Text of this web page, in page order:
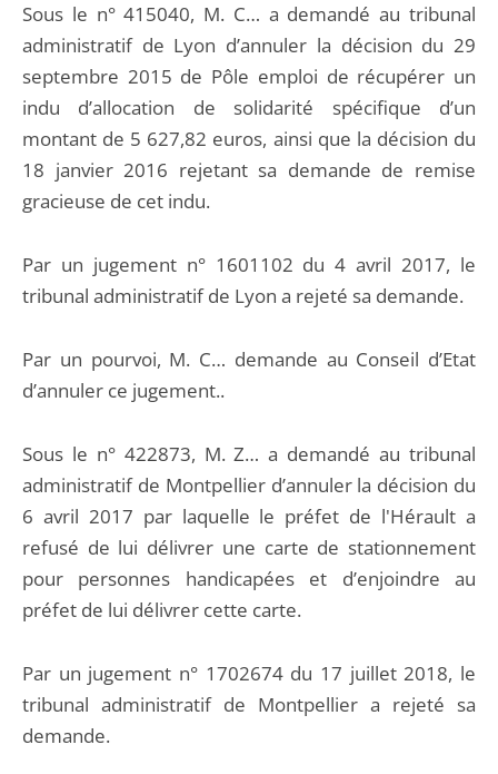
Sous le n° 415040, M. C… a demandé au tribunal
administratif de Lyon d’annuler la décision du 29
septembre 2015 de Pôle emploi de récupérer un
indu d’allocation de solidarité spécifique d’un
montant de 5 627,82 euros, ainsi que la décision du
18 janvier 2016 rejetant sa demande de remise
gracieuse de cet indu.
Par un jugement n° 1601102 du 4 avril 2017, le
tribunal administratif de Lyon a rejeté sa demande.
Par un pourvoi, M. C… demande au Conseil d’Etat
d’annuler ce jugement..
Sous le n° 422873, M. Z… a demandé au tribunal
administratif de Montpellier d’annuler la décision du
6 avril 2017 par laquelle le préfet de l'Hérault a
refusé de lui délivrer une carte de stationnement
pour personnes handicapées et d’enjoindre au
préfet de lui délivrer cette carte.
Par un jugement n° 1702674 du 17 juillet 2018, le
tribunal administratif de Montpellier a rejeté sa
demande.